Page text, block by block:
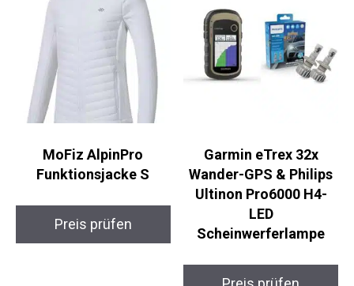
Ähnliche Produkte
MoFiz AlpinPro
Funktionsjacke S
Garmin eTrex 32x
Wander-GPS & Philips
Ultinon Pro6000 H4-